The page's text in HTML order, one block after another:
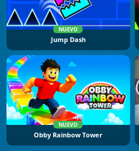
NUEVO
Jump Dash
NUEVO
Obby Rainbow Tower